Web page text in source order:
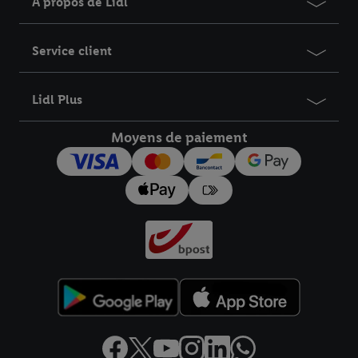
Service client
Lidl Plus
Moyens de paiement